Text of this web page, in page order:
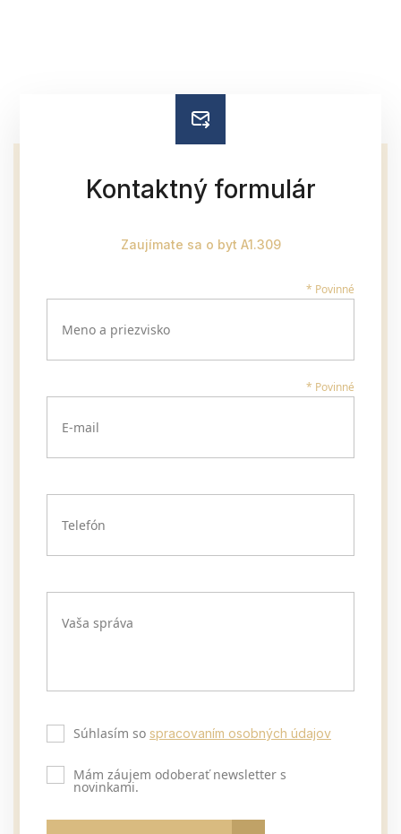
Kontaktný formulár
Zaujímate sa o byt A1.309
* Povinné
Meno a priezvisko
* Povinné
E-mail
Telefón
Vaša správa
Súhlasím so spracovaním osobných údajov
Mám záujem odoberať newsletter s
novinkami.